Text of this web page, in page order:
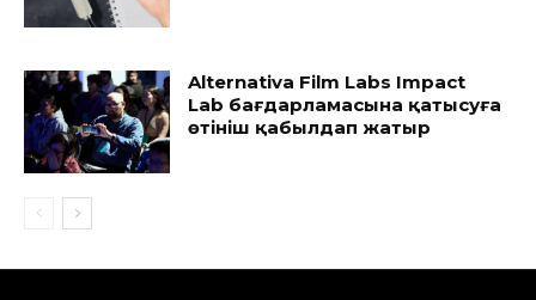
Alternativa Film Labs Impact
Lab бағдарламасына қатысуға
өтініш қабылдап жатыр